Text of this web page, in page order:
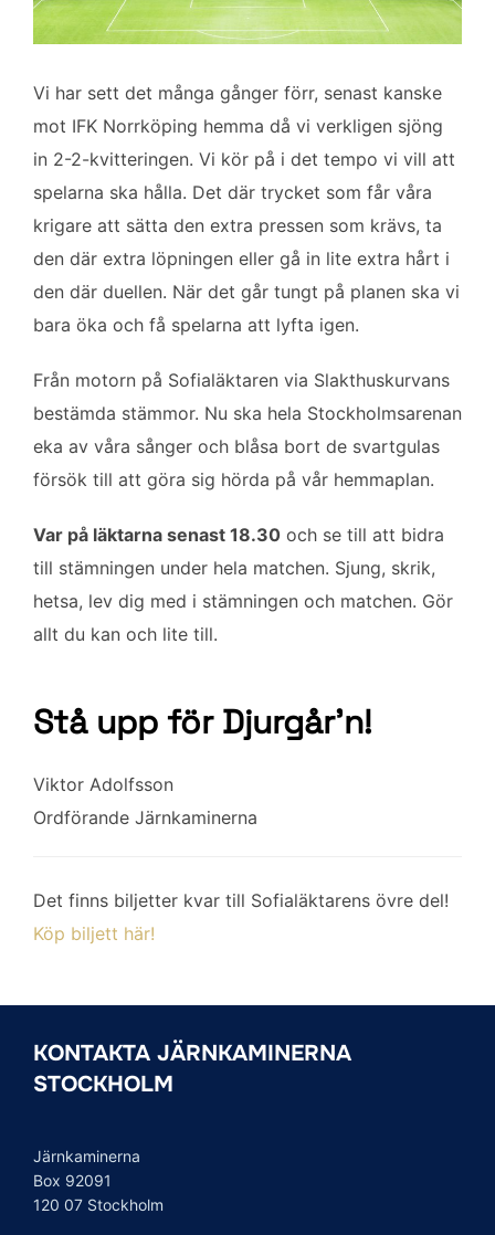
Vi har sett det många gånger förr, senast kanske
mot IFK Norrköping hemma då vi verkligen sjöng
in 2-2-kvitteringen. Vi kör på i det tempo vi vill att
spelarna ska hålla. Det där trycket som får våra
krigare att sätta den extra pressen som krävs, ta
den där extra löpningen eller gå in lite extra hårt i
den där duellen. När det går tungt på planen ska vi
bara öka och få spelarna att lyfta igen.
Från motorn på Sofialäktaren via Slakthuskurvans
bestämda stämmor. Nu ska hela Stockholmsarenan
eka av våra sånger och blåsa bort de svartgulas
försök till att göra sig hörda på vår hemmaplan.
Var på läktarna senast 18.30 och se till att bidra
till stämningen under hela matchen. Sjung, skrik,
hetsa, lev dig med i stämningen och matchen. Gör
allt du kan och lite till.
Stå upp för Djurgår’n!
Viktor Adolfsson
Ordförande Järnkaminerna
Det finns biljetter kvar till Sofialäktarens övre del!
Köp biljett här!
KONTAKTA JÄRNKAMINERNA
STOCKHOLM
Järnkaminerna
Box 92091
120 07 Stockholm